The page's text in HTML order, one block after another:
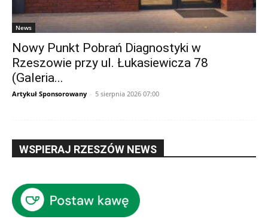
News
Nowy Punkt Pobrań Diagnostyki w
Rzeszowie przy ul. Łukasiewicza 78
(Galeria...
Artykuł Sponsorowany - 5 sierpnia 2026 07:00
WSPIERAJ RZESZÓW NEWS